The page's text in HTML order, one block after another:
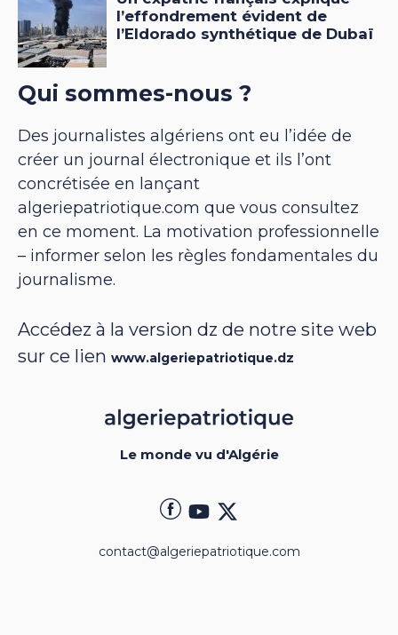
Qui sommes-nous ?
Des journalistes algériens ont eu l’idée de
créer un journal électronique et ils l’ont
concrétisée en lançant
algeriepatriotique.com que vous consultez
en ce moment. La motivation professionnelle
– informer selon les règles fondamentales du
journalisme.
Accédez à la version dz de notre site web
sur ce lien www.algeriepatriotique.dz
Le monde vu d'Algérie
contact@algeriepatriotique.com